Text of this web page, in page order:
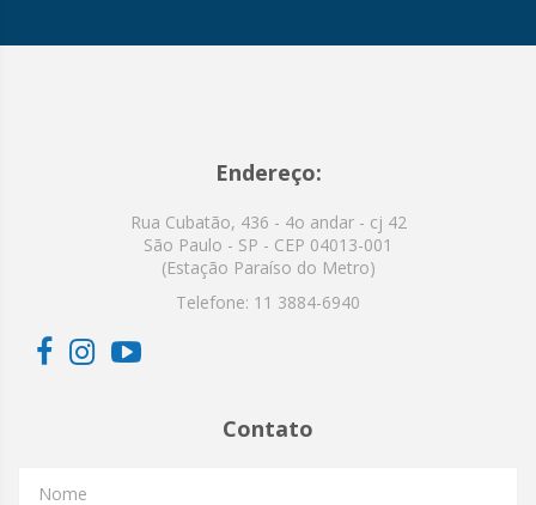
Endereço:
Rua Cubatão, 436 - 4o andar - cj 42
São Paulo - SP - CEP 04013-001
(Estação Paraíso do Metro)
Telefone: 11 3884-6940
Contato
Nome